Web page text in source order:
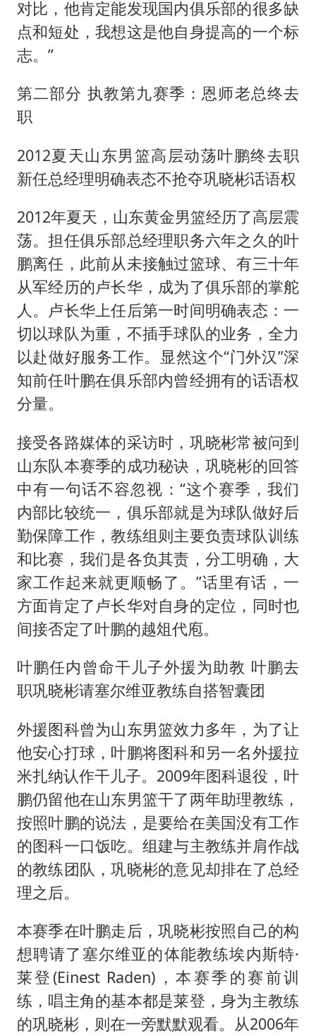
对比，他肯定能发现国内俱乐部的很多缺
点和短处，我想这是他自身提高的一个标
志。”
第二部分 执教第九赛季：恩师老总终去
职
2012夏天山东男篮高层动荡叶鹏终去职
新任总经理明确表态不抢夺巩晓彬话语权
2012年夏天，山东黄金男篮经历了高层震
荡。担任俱乐部总经理职务六年之久的叶
鹏离任，此前从未接触过篮球、有三十年
从军经历的卢长华，成为了俱乐部的掌舵
人。卢长华上任后第一时间明确表态：一
切以球队为重，不插手球队的业务，全力
以赴做好服务工作。显然这个“门外汉”深
知前任叶鹏在俱乐部内曾经拥有的话语权
分量。
接受各路媒体的采访时，巩晓彬常被问到
山东队本赛季的成功秘诀，巩晓彬的回答
中有一句话不容忽视：“这个赛季，我们
内部比较统一，俱乐部就是为球队做好后
勤保障工作，教练组则主要负责球队训练
和比赛，我们是各负其责，分工明确，大
家工作起来就更顺畅了。”话里有话，一
方面肯定了卢长华对自身的定位，同时也
间接否定了叶鹏的越俎代庖。
叶鹏任内曾命干儿子外援为助教 叶鹏去
职巩晓彬请塞尔维亚教练自搭智囊团
外援图科曾为山东男篮效力多年，为了让
他安心打球，叶鹏将图科和另一名外援拉
米扎纳认作干儿子。2009年图科退役，叶
鹏仍留他在山东男篮干了两年助理教练，
按照叶鹏的说法，是要给在美国没有工作
的图科一口饭吃。组建与主教练并肩作战
的教练团队，巩晓彬的意见却排在了总经
理之后。
本赛季在叶鹏走后，巩晓彬按照自己的构
想聘请了塞尔维亚的体能教练埃内斯特·
莱登(Einest Raden)，本赛季的赛前训
练，唱主角的基本都是莱登，身为主教练
的巩晓彬，则在一旁默默观看。从2006年